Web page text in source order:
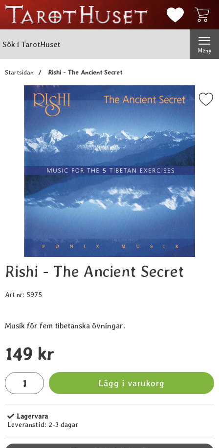
Mina
Meny
Startsidan Rishi - The Ancient Secret
Markera rishi - The
Rishi - The Ancient Secret
Art nr: 5975
Musik för fem tibetanska övningar.
pris
149 kr
antal
Lägg i varukorg
Tillgänglighet:
Lagervara
Leveranstid: 2-3 dagar